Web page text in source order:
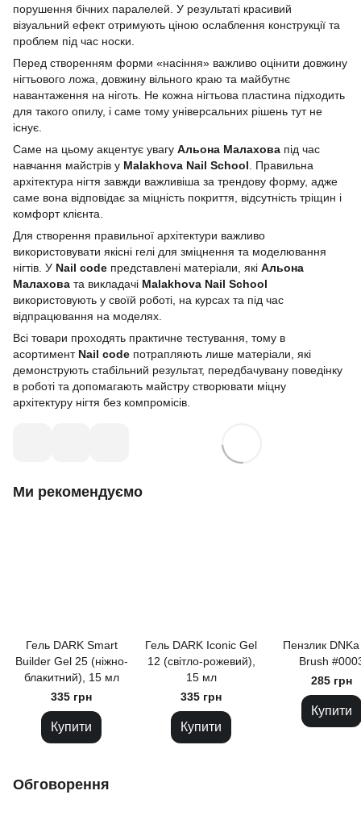
порушення бічних паралелей. У результаті красивий
візуальний ефект отримують ціною ослаблення конструкції та
проблем під час носки.
Перед створенням форми «насіння» важливо оцінити довжину
нігтьового ложа, довжину вільного краю та майбутнє
навантаження на ніготь. Не кожна нігтьова пластина підходить
для такого опилу, і саме тому універсальних рішень тут не
існує.
Саме на цьому акцентує увагу Альона Малахова під час
навчання майстрів у Malakhova Nail School . Правильна
архітектура нігтя завжди важливіша за трендову форму, адже
саме вона відповідає за міцність покриття, відсутність тріщин і
комфорт клієнта.
Для створення правильної архітектури важливо
використовувати якісні гелі для зміцнення та моделювання
нігтів. У Nail code представлені матеріали, які Альона
Малахова та викладачі Malakhova Nail School
використовують у своїй роботі, на курсах та під час
відпрацювання на моделях.
Всі товари проходять практичне тестування, тому в
асортимент Nail code потрапляють лише матеріали, які
демонструють стабільний результат, передбачувану поведінку
в роботі та допомагають майстру створювати міцну
архітектуру нігтя без компромісів.
Ми рекомендуємо
Гель DARK Smart
Builder Gel 25 (ніжно-
блакитний), 15 мл
335 грн
Купити
Гель DARK Iconic Gel
12 (світло-рожевий),
15 мл
335 грн
Купити
Пензлик
Brush
285 грн
Купити
Обговорення